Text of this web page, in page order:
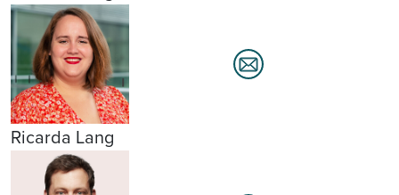
Ricarda Lang